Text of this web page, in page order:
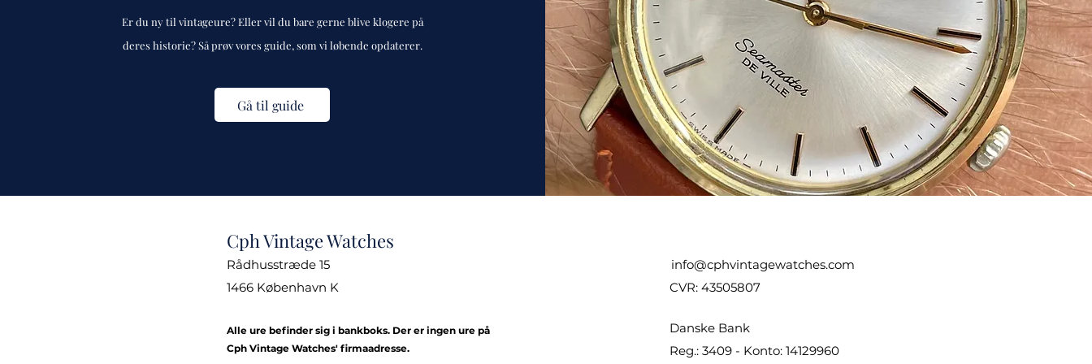
Er du ny til vintageure? Eller vil du bare gerne blive klogere på
deres historie? Så prøv vores guide, som vi løbende opdaterer.
Gå til guide
Cph Vintage Watches
Rådhusstræde 15
1466 København K
Alle ure befinder sig i bankboks. Der er ingen ure på
Cph Vintage Watches' firmaadresse.
info@cphvintagewatches.com
CVR: 43505807
Danske Bank
Reg.: 3409 - Konto: 14129960